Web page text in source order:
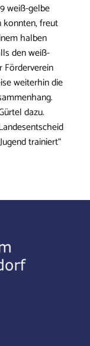
weiß-gelbe
konnten, freut
halben
den weiß-
Förderverein
weiterhin die
dazu.
trainiert“